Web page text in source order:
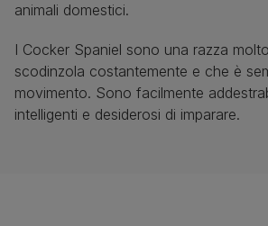
animali domestici.
I Cocker Spaniel sono una razza
scodinzola costantemente e che è
movimento. Sono facilmente
intelligenti e desiderosi di imparare.